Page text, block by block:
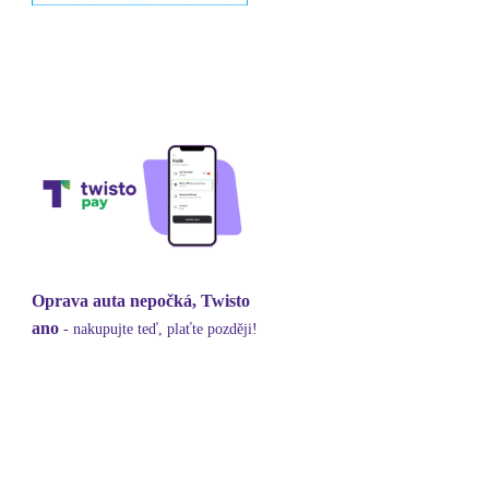
Oprava auta nepočká, Twisto
ano - nakupujte teď, plaťte později!